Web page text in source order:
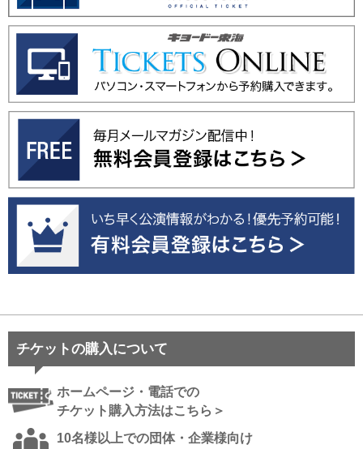
チケットの購入について
ホームページ・電話での
チケット購入方法はこちら＞
10名様以上での団体・企業様向け